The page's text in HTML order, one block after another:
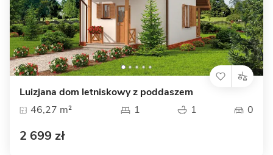
Luizjana dom letniskowy z poddaszem
46,27 m²
1 1 0
2 699 zł